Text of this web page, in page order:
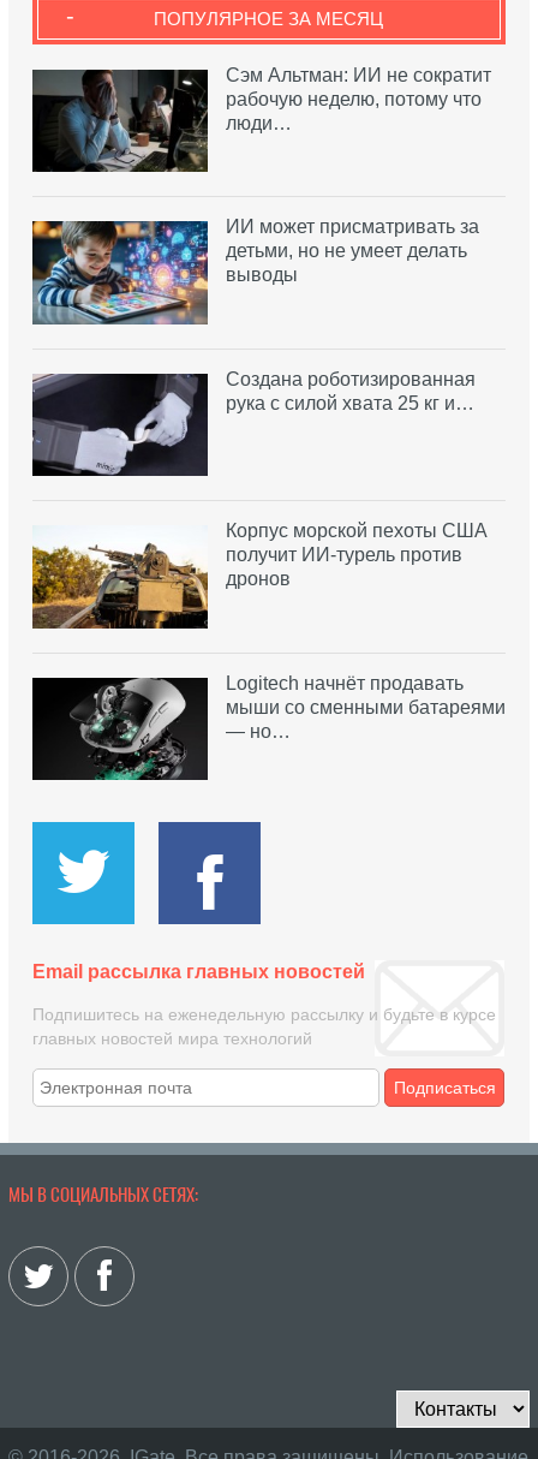
ПОПУЛЯРНОЕ ЗА МЕСЯЦ
-
Сэм Альтман: ИИ не сократит
рабочую неделю, потому что
люди…
ИИ может присматривать за
детьми, но не умеет делать
выводы
Создана роботизированная
рука с силой хвата 25 кг и…
Корпус морской пехоты США
получит ИИ-турель против
дронов
Logitech начнёт продавать
мыши со сменными батареями
— но…
Email рассылка главных новостей
Подпишитесь на еженедельную рассылку и будьте в курсе
главных новостей мира технологий
Подписаться
МЫ В СОЦИАЛЬНЫХ СЕТЯХ: